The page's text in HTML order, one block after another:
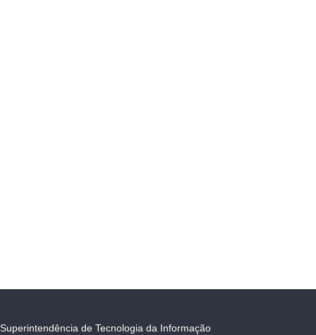
Superintendência de Tecnologia da Informação